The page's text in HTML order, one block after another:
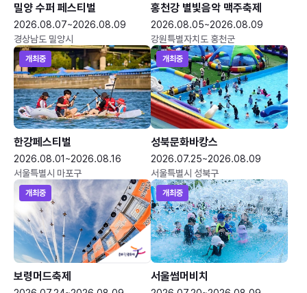
밀양 수퍼 페스티벌
2026.08.07~2026.08.09
경상남도 밀양시
홍천강 별빛음악 맥주축제
2026.08.05~2026.08.09
강원특별자치도 홍천군
개최중
한강페스티벌
2026.08.01~2026.08.16
서울특별시 마포구
개최중
성북문화바캉스
2026.07.25~2026.08.09
서울특별시 성북구
개최중
보령머드축제
개최중
서울썸머비치